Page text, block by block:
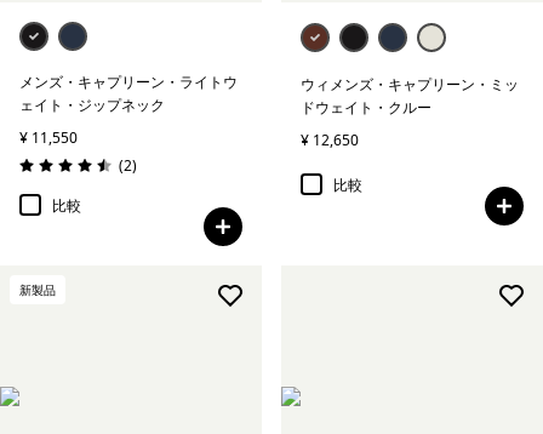
メンズ・キャプリーン・ライトウ
ェイト・ジップネック
¥ 11,550
評価: 4.5 / 5
(2レビュー
)
比較
ウィメンズ・キャプリーン・ミッ
ドウェイト・クルー
¥ 12,650
比較
新製品